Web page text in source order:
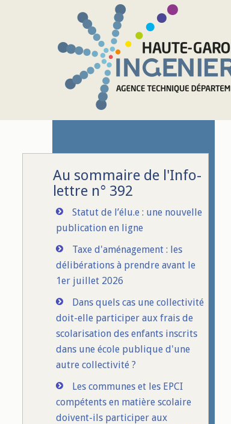
Au sommaire de l'Info-
lettre n° 392
Statut de l’élu.e : une nouvelle
publication en ligne
Taxe d'aménagement : les
délibérations à prendre avant le
1er juillet 2026
Dans quels cas une collectivité
doit-elle participer aux frais de
scolarisation des enfants inscrits
dans une école publique d'une
autre collectivité ?
Les communes et les EPCI
compétents en matière scolaire
doivent-ils participer aux